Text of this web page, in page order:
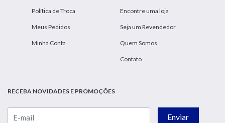
Política de Troca
Meus Pedidos
Minha Conta
Encontre uma loja
Seja um Revendedor
Quem Somos
Contato
RECEBA NOVIDADES E PROMOÇÕES
Enviar